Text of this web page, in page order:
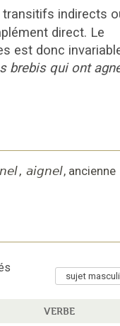
transitifs indirects
direct. Le
est donc
brebis qui ont
, aignel, ancienne
VERBE